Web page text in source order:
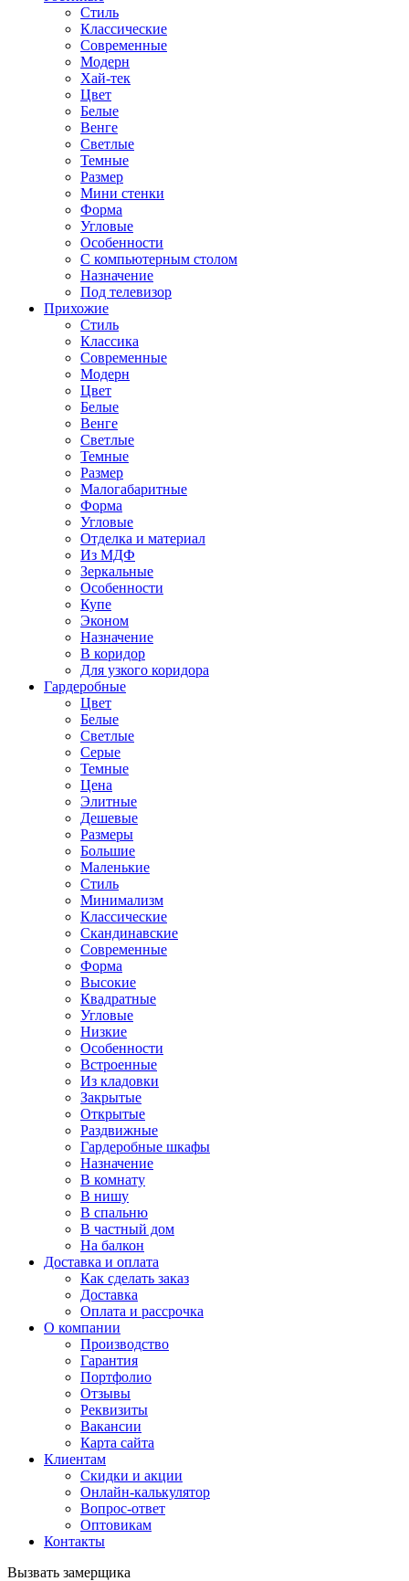
Стиль
Классические
Современные
Модерн
Хай-тек
Цвет
Белые
Венге
Светлые
Темные
Размер
Мини стенки
Форма
Угловые
Особенности
С компьютерным столом
Назначение
Под телевизор
Прихожие
Стиль
Классика
Современные
Модерн
Цвет
Белые
Венге
Светлые
Темные
Размер
Малогабаритные
Форма
Угловые
Отделка и материал
Из МДФ
Зеркальные
Особенности
Купе
Эконом
Назначение
В коридор
Для узкого коридора
Гардеробные
Цвет
Белые
Светлые
Серые
Темные
Цена
Элитные
Дешевые
Размеры
Большие
Маленькие
Стиль
Минимализм
Классические
Скандинавские
Современные
Форма
Высокие
Квадратные
Угловые
Низкие
Особенности
Встроенные
Из кладовки
Закрытые
Открытые
Раздвижные
Гардеробные шкафы
Назначение
В комнату
В нишу
В спальню
В частный дом
На балкон
Доставка и оплата
Как сделать заказ
Доставка
Оплата и рассрочка
О компании
Производство
Гарантия
Портфолио
Отзывы
Реквизиты
Вакансии
Карта сайта
Клиентам
Скидки и акции
Онлайн-калькулятор
Вопрос-ответ
Оптовикам
Контакты
Вызвать замерщика